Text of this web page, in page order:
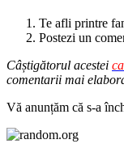
Te afli printre
Postezi un
Câștigătorul acestei
comentarii mai
Vă anunțăm că s-a